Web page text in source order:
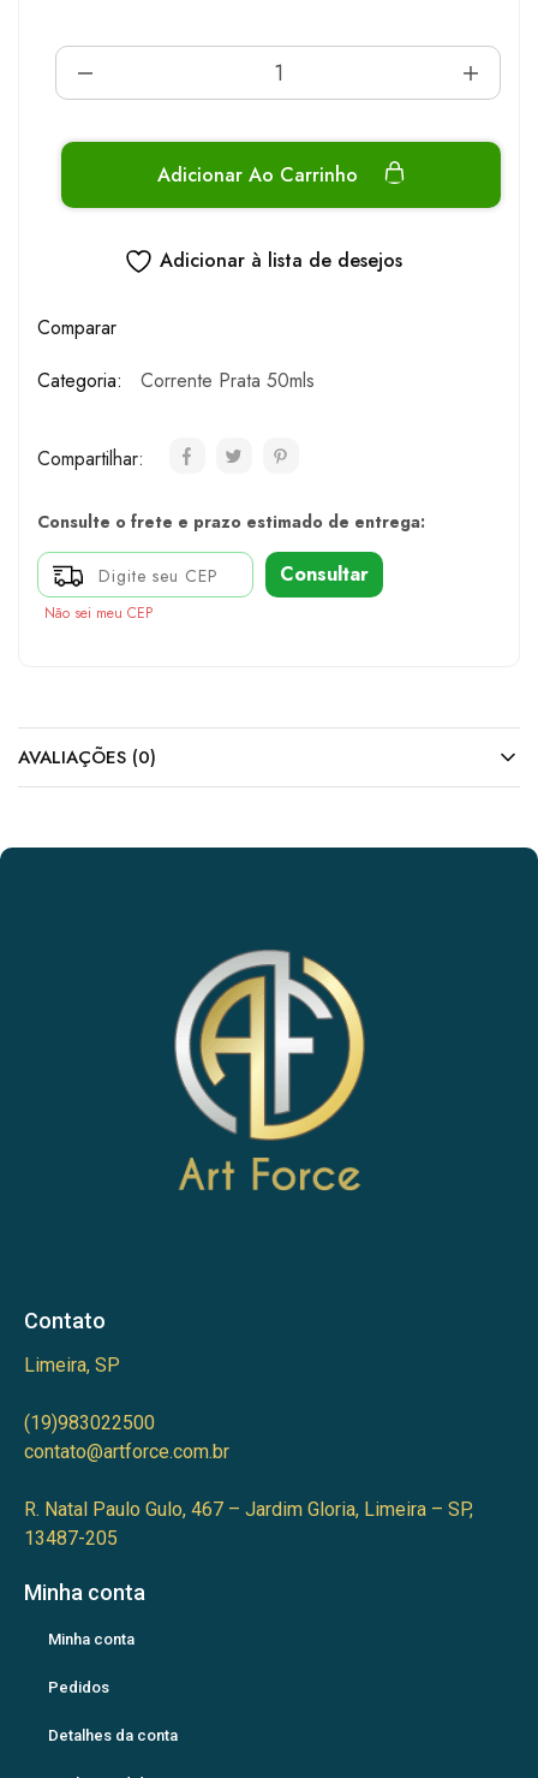
Adicionar Ao Carrinho
Adicionar à lista de desejos
Comparar
Categoria:
Corrente Prata 50mls
Compartilhar:
Consulte o frete e prazo estimado de entrega:
Consultar
Não sei meu CEP
AVALIAÇÕES (0)
Contato
Limeira, SP
(19)983022500
contato@artforce.com.br
R. Natal Paulo Gulo, 467 – Jardim Gloria, Limeira – SP,
13487-205
Minha conta
Minha conta
Pedidos
Detalhes da conta